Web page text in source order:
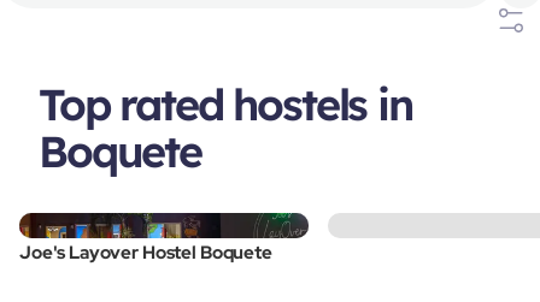
Top rated hostels in
Boquete
Joe's Layover Hostel Boquete